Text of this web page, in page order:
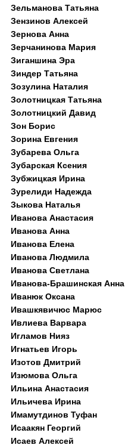
Зельманова Татьяна
Зензинов Алексей
Зернова Анна
Зерчанинова Мария
Зиганшина Эра
Зиндер Татьяна
Зозулина Наталия
Золотницкая Татьяна
Золотницкий Давид
Зон Борис
Зорина Евгения
Зубарева Ольга
Зубарская Ксения
Зубжицкая Ирина
Зурелиди Надежда
Зыкова Наталья
Иванова Анастасия
Иванова Анна
Иванова Елена
Иванова Людмила
Иванова Светлана
Иванова-Брашинская Анна
Иванюк Оксана
Ивашкявичюс Марюс
Ивлиева Варвара
Игламов Нияз
Игнатьев Игорь
Изотов Дмитрий
Изюмова Ольга
Ильина Анастасия
Ильичева Ирина
Имамутдинов Туфан
Исаакян Георгий
Исаев Алексей